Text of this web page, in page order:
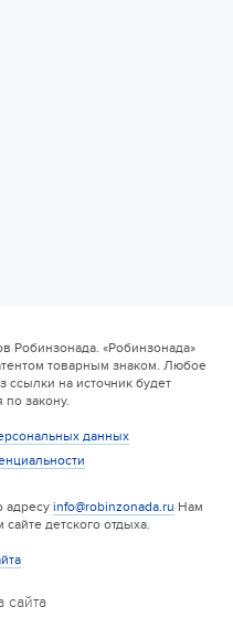
(домики)
Робинзонада. «Робинзонада»
товарным знаком. Любое
на источник будет
по закону.
данных
адресу info@robinzonada.ru Нам
детского отдыха.
сайта